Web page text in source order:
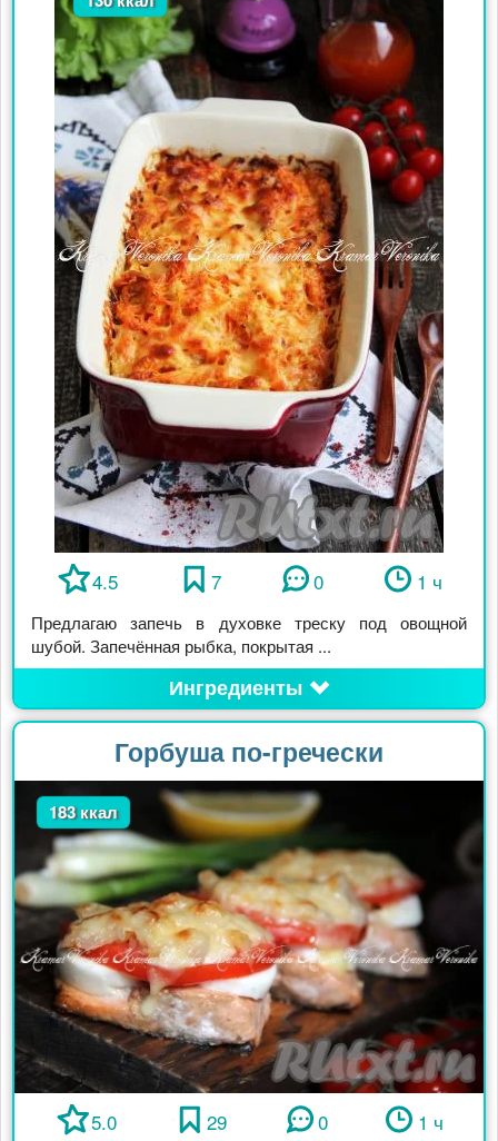
4.5 7 0 1 ч
Предлагаю запечь в духовке треску под овощной
шубой. Запечённая рыбка, покрытая ...
Ингредиенты
Горбуша по-гречески
183 ккал
5.0 29 0 1 ч